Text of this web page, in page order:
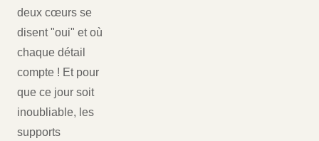
deux cœurs se
disent "oui" et où
chaque détail
compte ! Et pour
que ce jour soit
inoubliable, les
supports